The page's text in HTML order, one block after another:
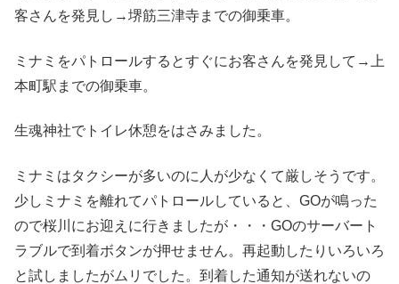
客さんを発見し→堺筋三津寺までの御乗車。
ミナミをパトロールするとすぐにお客さんを発見して→上
本町駅までの御乗車。
生魂神社でトイレ休憩をはさみました。
ミナミはタクシーが多いのに人が少なくて厳しそうです。
少しミナミを離れてパトロールしていると、GOが鳴った
ので桜川にお迎えに行きましたが・・・GOのサーバート
ラブルで到着ボタンが押せません。再起動したりいろいろ
と試しましたがムリでした。到着した通知が送れないの